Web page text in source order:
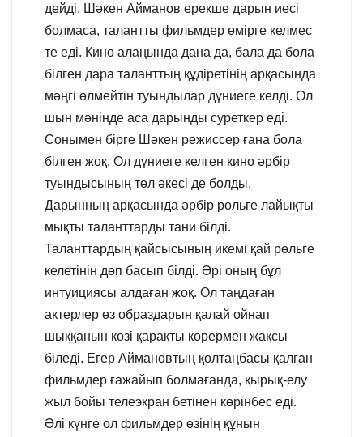
дейді. Шәкен Айманов ерекше дарын иесі
болмаса, талантты фильмдер өмірге келмес
те еді. Кино алаңында дана да, бала да бола
білген дара таланттың құдіретінің арқасында
мәңгі өлмейтін туындылар дүниеге келді. Ол
шын мәнінде аса дарынды суреткер еді.
Сонымен бірге Шәкен режиссер ғана бола
білген жоқ. Ол дүниеге келген кино әрбір
туындысының төл әкесі де болды.
Дарынның арқасында әрбір рольге лайықты
мықты таланттарды тани білді.
Таланттардың қайсысының икемі қай рөльге
келетінін дөп басып білді. Әрі оның бұл
интуициясы алдаған жоқ. Ол таңдаған
актерлер өз образдарын қалай ойнап
шыққанын көзі қарақты көрермен жақсы
біледі. Егер Аймановтың қолтаңбасы қалған
фильмдер ғажайып болмағанда, қырық-елу
жыл бойы телеэкран бетінен көрінбес еді.
Әлі күнге ол фильмдер өзінің құнын